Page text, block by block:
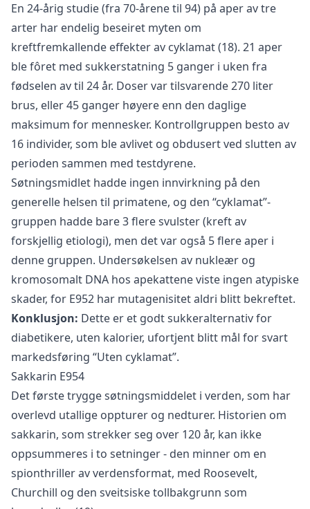
En 24-årig studie (fra 70-årene til 94) på aper av tre
arter har endelig beseiret myten om
kreftfremkallende effekter av cyklamat (18). 21 aper
ble fôret med sukkerstatning 5 ganger i uken fra
fødselen av til 24 år. Doser var tilsvarende 270 liter
brus, eller 45 ganger høyere enn den daglige
maksimum for mennesker. Kontrollgruppen besto av
16 individer, som ble avlivet og obdusert ved slutten av
perioden sammen med testdyrene.
Søtningsmidlet hadde ingen innvirkning på den
generelle helsen til primatene, og den “cyklamat”-
gruppen hadde bare 3 flere svulster (kreft av
forskjellig etiologi), men det var også 5 flere aper i
denne gruppen. Undersøkelsen av nukleær og
kromosomalt DNA hos apekattene viste ingen atypiske
skader, for E952 har mutagenisitet aldri blitt bekreftet.
Konklusjon: Dette er et godt sukkeralternativ for
diabetikere, uten kalorier, ufortjent blitt mål for svart
markedsføring “Uten cyklamat”.
Sakkarin E954
Det første trygge søtningsmiddelet i verden, som har
overlevd utallige oppturer og nedturer. Historien om
sakkarin, som strekker seg over 120 år, kan ikke
oppsummeres i to setninger - den minner om en
spionthriller av verdensformat, med Roosevelt,
Churchill og den sveitsiske tollbakgrunn som